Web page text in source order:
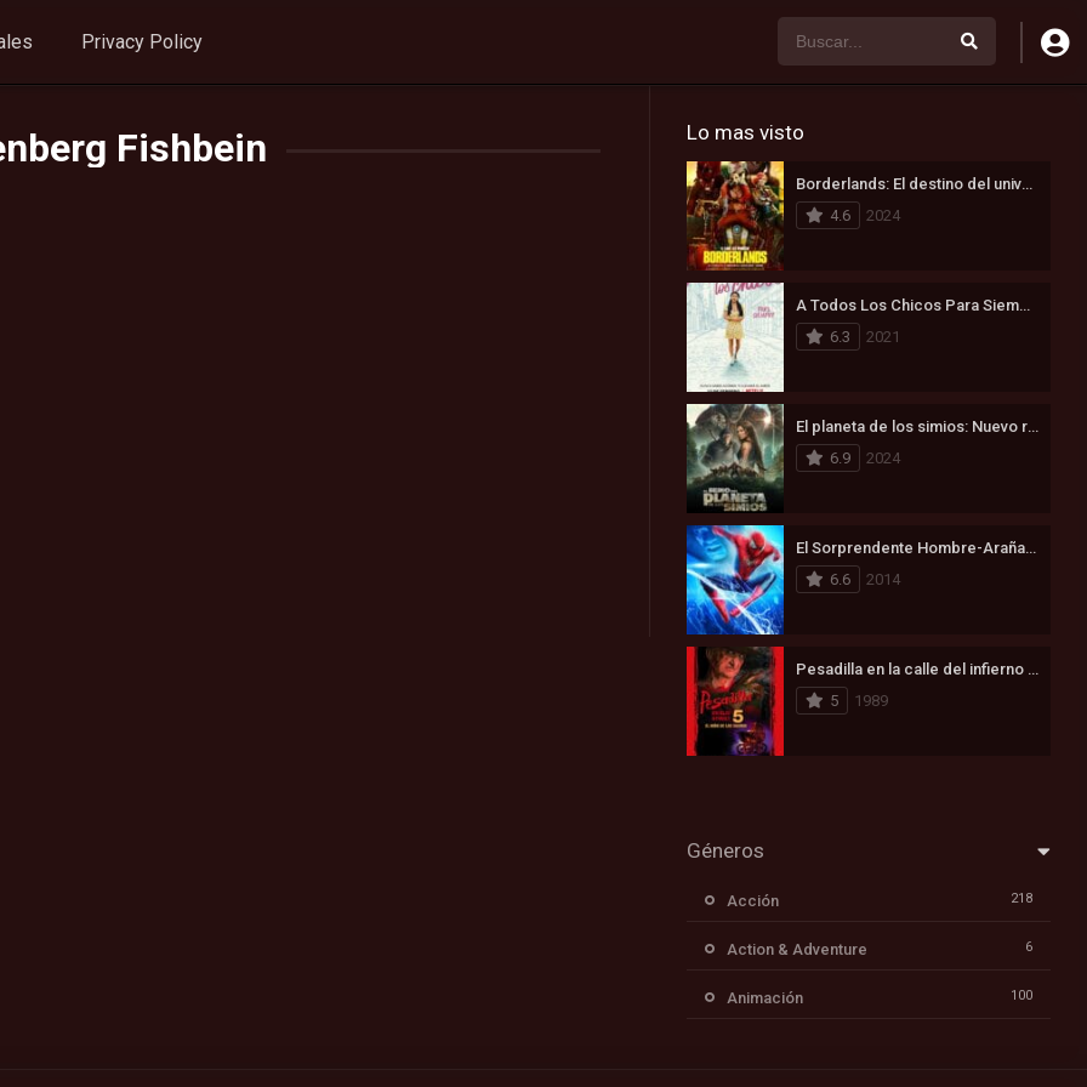
Privacy Policy
Fishbein Lo mas visto
Borderlands: El destino del universo está en juego (2024)
4.6
2024
A Todos Los Chicos Para Siempre (2021)
6.3
2021
El planeta de los simios: Nuevo reino (2024)
6.9
2024
El Sorprendente Hombre-Araña 2: La Amenaza de Electro (2014)
6.6
2014
Pesadilla en la calle del infierno 5: Ha nacido el hijo de Freddy (1989)
5
1989
Géneros
Acción 218
Action & Adventure 6
Animación 100